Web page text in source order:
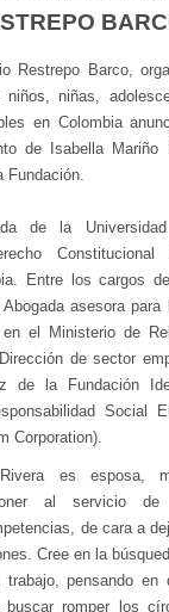
Restrepo Barco,
niñas,
en Colombia
de Isabella Mariño
Fundación.
de la
Entre los cargos
asesora
el Ministerio de
de sector
de la Fundación
Social
Corporation).
es esposa,
al servicio
de cara a
Cree en la
pensando en
buscar romper los